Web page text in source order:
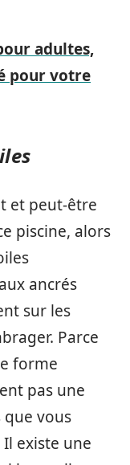
adultes,
pour votre
et peut-être
piscine, alors
ancrés
sur les
Parce
forme
pas une
vous
Il existe une